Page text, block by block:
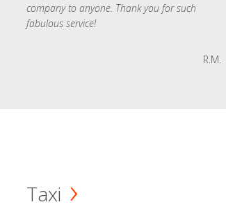
company to anyone. Thank you for such
fabulous service!
R.M.
Taxi